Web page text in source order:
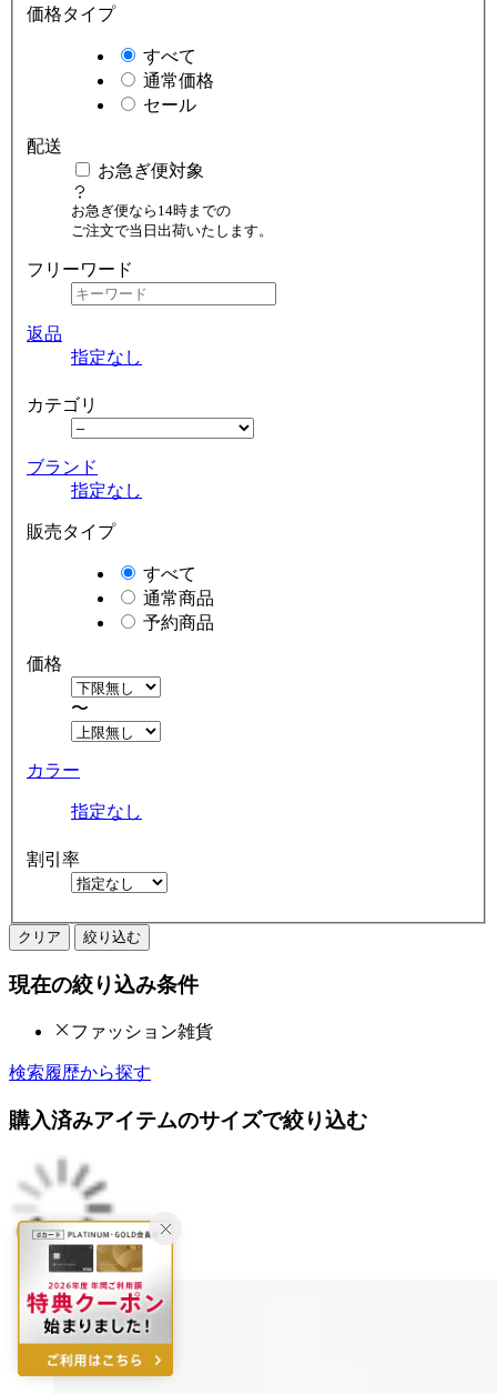
価格タイプ
すべて
通常価格
セール
配送
お急ぎ便対象
お急ぎ便なら14時までの
ご注文で当日出荷いたします。
フリーワード
返品
指定なし
カテゴリ
ブランド
指定なし
販売タイプ
すべて
通常商品
予約商品
価格
〜
カラー
指定なし
割引率
クリア 絞り込む
現在の絞り込み条件
ファッション雑貨
検索履歴から探す
購入済みアイテムのサイズで絞り込む